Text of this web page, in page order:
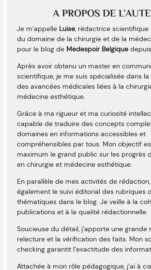
A PROPOS DE
Je m’appelle Luise , rédactrice
du domaine de la chirurgie et de la
pour le blog de Medespoir Belgique
Après avoir obtenu un master en
scientifique, je me suis spécialisée dans
des avancées médicales liées à la
médecine esthétique.
Grâce à ma rigueur et ma curiosité
capable de traduire des concepts
domaines en informations accessibles et
compréhensibles par tous. Mon objectif
maximum le grand public sur les progrès
en chirurgie et médecine esthétique.
En parallèle de mes activités de rédaction,
également le suivi éditorial des rubriques
thématiques dans le blog. Je veille à la
publications et à la qualité rédactionnelle.
Soucieuse du détail, j’apporte une grande
relecture et la vérification des faits. Mon
checking garantit l’exactitude des
Attachée à mon rôle pédagogique, j’ai à